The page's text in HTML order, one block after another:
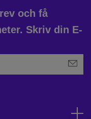
och få
Skriv din E-